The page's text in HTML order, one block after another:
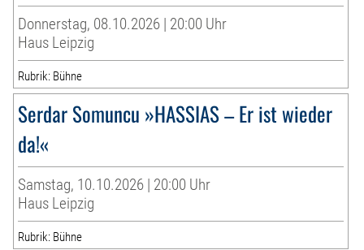
Donnerstag, 08.10.2026 | 20:00 Uhr
Haus Leipzig
Rubrik: Bühne
Serdar Somuncu »HASSIAS – Er ist wieder
da!«
Samstag, 10.10.2026 | 20:00 Uhr
Haus Leipzig
Rubrik: Bühne